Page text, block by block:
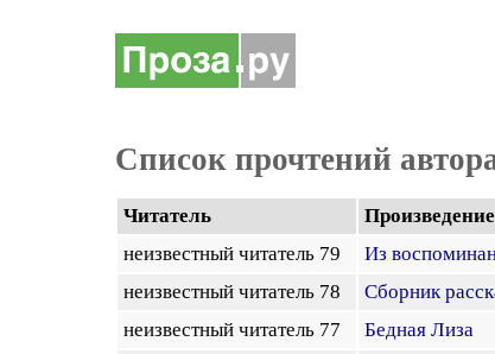
Список прочтений
Читатель Произведение
неизвестный читатель 79
Из
неизвестный читатель 78
Сборник
неизвестный читатель 77
Бедная Лиза